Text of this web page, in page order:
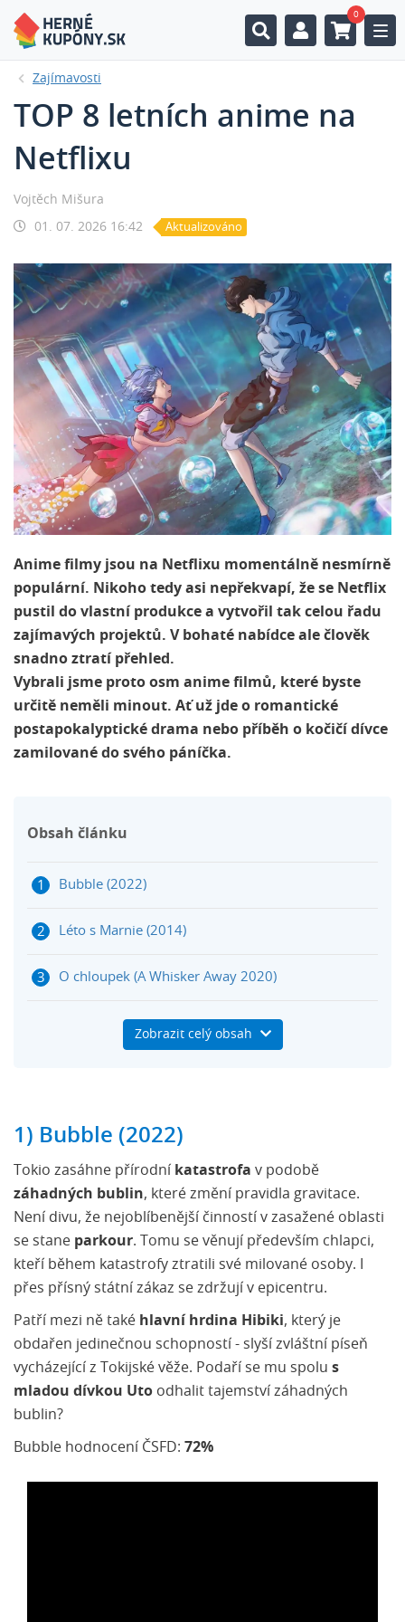
0
Zajímavosti
TOP 8 letních anime na
Netflixu
Vojtěch Mišura
01. 07. 2026 16:42 Aktualizováno
Anime filmy jsou na Netflixu momentálně nesmírně
populární. Nikoho tedy asi nepřekvapí, že se Netflix
pustil do vlastní produkce a vytvořil tak celou řadu
zajímavých projektů. V bohaté nabídce ale člověk
snadno ztratí přehled.
Vybrali jsme proto osm anime filmů, které byste
určitě neměli minout. Ať už jde o romantické
postapokalyptické drama nebo příběh o kočičí dívce
zamilované do svého páníčka.
Obsah článku
Bubble (2022)
Léto s Marnie (2014)
O chloupek (A Whisker Away 2020)
Léto, kdy zemřel Hikaru (2025)
Dům na vlnách (Drifting Home 2022)
Piano uprostřed lesa (Forest of Piano 2019)
Zobrazit celý obsah
1) Bubble (2022)
Tokio zasáhne přírodní katastrofa v podobě
záhadných bublin, které změní pravidla gravitace.
Není divu, že nejoblíbenější činností v zasažené oblasti
se stane parkour. Tomu se věnují především chlapci,
kteří během katastrofy ztratili své milované osoby. I
přes přísný státní zákaz se zdržují v epicentru.
Patří mezi ně také hlavní hrdina Hibiki, který je
obdařen jedinečnou schopností - slyší zvláštní píseň
vycházející z Tokijské věže. Podaří se mu spolu s
mladou dívkou Uto odhalit tajemství záhadných
bublin?
Bubble hodnocení ČSFD: 72%